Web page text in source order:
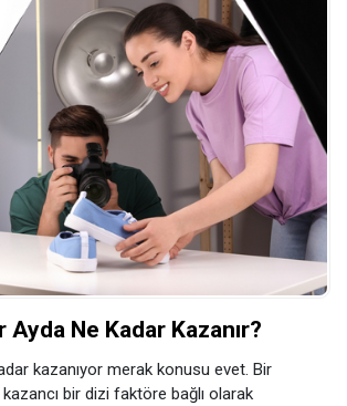
Ne Kadar Kazanır?
kazanıyor merak konusu evet. Bir
kazancı bir dizi faktöre bağlı olarak